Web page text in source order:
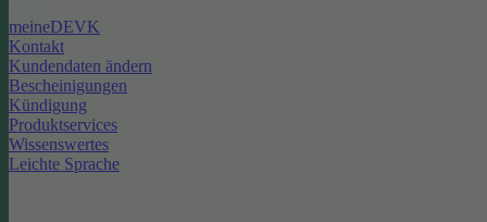
meineDEVK
Kontakt
Kundendaten ändern
Bescheinigungen
Kündigung
Produktservices
Wissenswertes
Leichte Sprache